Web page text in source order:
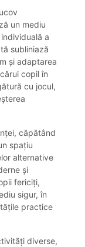
un mediu
a
subliniază
și adaptarea
copil în
cu jocul,
căpătând
spațiu
alternative
și
fericiți,
sigur, în
practice
diverse,